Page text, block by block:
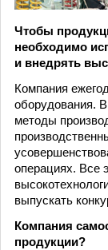
Чтобы
необходимо
и внедрять
Компания
оборудования.
методы
операциях. Все
выпускать
Компания
продукции?